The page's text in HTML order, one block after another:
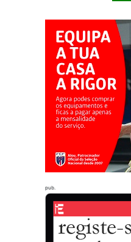
pub.